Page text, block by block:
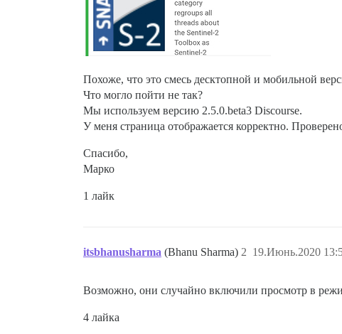
Похоже, что это смесь десктопной и мобильной
Что могло пойти не так?
Мы используем версию 2.5.0.beta3 Discourse.
У меня страница отображается корректно.
Спасибо,
Марко
1 лайк
itsbhanusharma (Bhanu Sharma) 19.Июнь.2020
2
Возможно, они случайно включили просмотр в
4 лайка